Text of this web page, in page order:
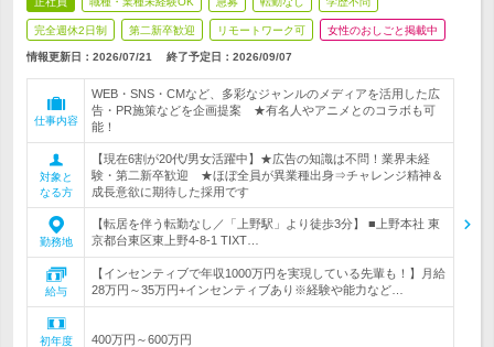
完全週休2日制 第二新卒歓迎 リモートワーク可 女性のおしごと掲載中
情報更新日：2026/07/21 終了予定日： 2026/09/07
仕事内容
WEB・SNS・CMなど、多彩なジャンルのメディアを活用した広
告・PR施策などを企画提案 ★有名人やアニメとのコラボも可
能！
対象と
なる方
【現在6割が20代/男女活躍中】★広告の知識は不問！業界未経
験・第二新卒歓迎 ★ほぼ全員が異業種出身⇒チャレンジ精神＆
成長意欲に期待した採用です
勤務地
【転居を伴う転勤なし／「上野駅」より徒歩3分】 ■上野本社 東
京都台東区東上野4-8-1 TIXT…
給与
【インセンティブで年収1000万円を実現している先輩も！】月給
28万円～35万円+インセンティブあり※経験や能力など…
初年度
400万円～600万円